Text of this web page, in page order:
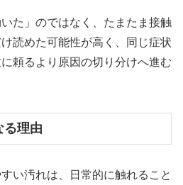
た」のではなく、たまたま接触
読めた可能性が高く、同じ症状
頼るより原因の切り分けへ進む
る理由
い汚れは、日常的に触れること